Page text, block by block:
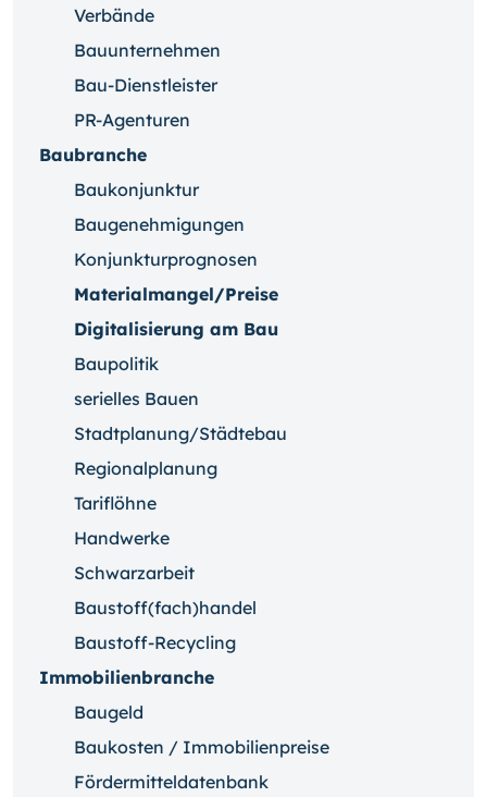
Verbände
Bauunternehmen
Bau-Dienstleister
PR-Agenturen
Baubranche
Baukonjunktur
Baugenehmigungen
Konjunkturprognosen
Materialmangel/Preise
Digitalisierung am Bau
Baupolitik
serielles Bauen
Stadtplanung/Städtebau
Regionalplanung
Tariflöhne
Handwerke
Schwarzarbeit
Baustoff(fach)handel
Baustoff-Recycling
Immobilienbranche
Baugeld
Baukosten / Immobilienpreise
Fördermitteldatenbank